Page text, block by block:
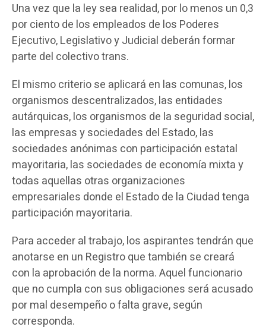
Una vez que la ley sea realidad, por lo menos un 0,3
por ciento de los empleados de los Poderes
Ejecutivo, Legislativo y Judicial deberán formar
parte del colectivo trans.
El mismo criterio se aplicará en las comunas, los
organismos descentralizados, las entidades
autárquicas, los organismos de la seguridad social,
las empresas y sociedades del Estado, las
sociedades anónimas con participación estatal
mayoritaria, las sociedades de economía mixta y
todas aquellas otras organizaciones
empresariales donde el Estado de la Ciudad tenga
participación mayoritaria.
Para acceder al trabajo, los aspirantes tendrán que
anotarse en un Registro que también se creará
con la aprobación de la norma. Aquel funcionario
que no cumpla con sus obligaciones será acusado
por mal desempeño o falta grave, según
corresponda.